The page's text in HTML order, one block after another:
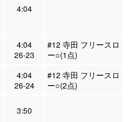
4:04
4:04
26-23
#12 寺田 フリースロ
ー○(1点)
4:04
26-24
#12 寺田 フリースロ
ー○(2点)
3:50